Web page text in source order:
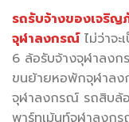
รถรับจ้างของเจริญ
จุฬาลงกรณ์ไม่ว่าจะ
6 ล้อรับจ้างจุฬาลง
ขนย้ายหอพักจุฬาล
จุฬาลงกรณ์ รถสิบล้
พาร์ทเม้นท์จุฬาลงก